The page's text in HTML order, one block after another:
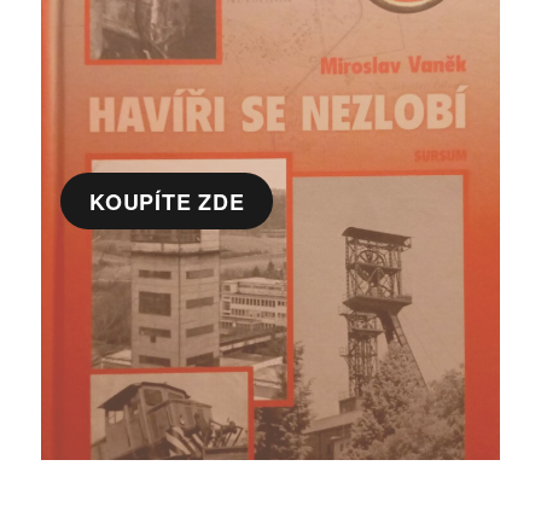
KOUPÍTE ZDE